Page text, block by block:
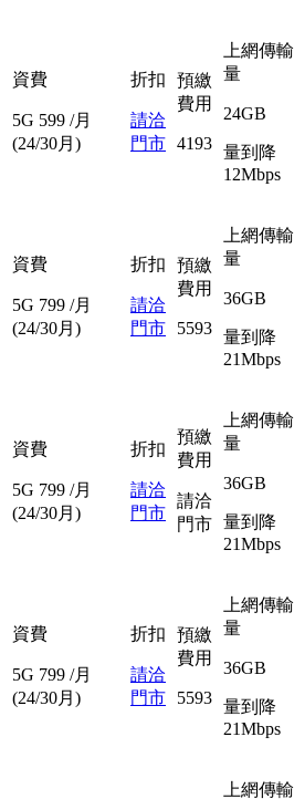
資費
5G 599 /月
(24/30月)
折扣
請洽
門市
預繳
費用
4193
上網傳輸
量
24GB
量到降
12Mbps
資費
5G 799 /月
(24/30月)
折扣
請洽
門市
預繳
費用
5593
上網傳輸
量
36GB
量到降
21Mbps
資費
5G 799 /月
(24/30月)
折扣
請洽
門市
預繳
費用
請洽
門市
上網傳輸
量
36GB
量到降
21Mbps
資費
5G 799 /月
(24/30月)
折扣
請洽
門市
預繳
費用
5593
上網傳輸
量
36GB
量到降
21Mbps
上網傳輸